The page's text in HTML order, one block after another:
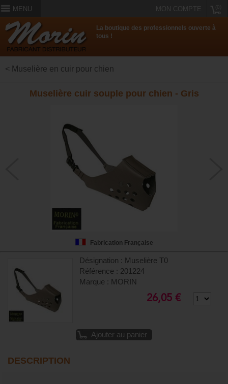
MENU MON COMPTE
La boutique des professionnels ouverte à
tous !
< Muselière en cuir pour chien
Muselière cuir souple pour chien - Gris
Fabrication Française
Désignation : Muselière T0
Référence : 201224
Marque : MORIN
26,05 €
Ajouter au panier
DESCRIPTION